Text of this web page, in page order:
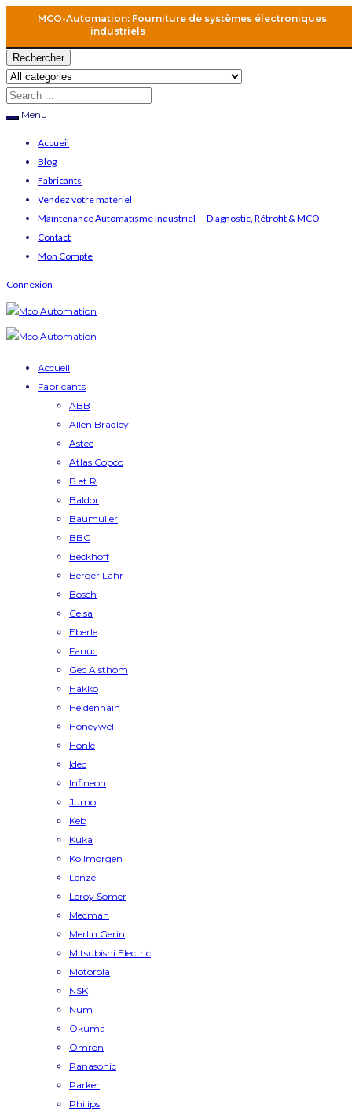
MCO-Automation: Fourniture de systèmes électroniques
industriels
Rechercher
Menu
Accueil
Blog
Fabricants
Vendez votre matériel
Maintenance Automatisme Industriel — Diagnostic, Rétrofit & MCO
Contact
Mon Compte
Connexion
Accueil
Fabricants
ABB
Allen Bradley
Astec
Atlas Copco
B et R
Baldor
Baumuller
BBC
Beckhoff
Berger Lahr
Bosch
Celsa
Eberle
Fanuc
Gec Alsthom
Hakko
Heidenhain
Honeywell
Honle
Idec
Infineon
Jumo
Keb
Kuka
Kollmorgen
Lenze
Leroy Somer
Mecman
Merlin Gerin
Mitsubishi Electric
Motorola
NSK
Num
Okuma
Omron
Panasonic
Parker
Philips